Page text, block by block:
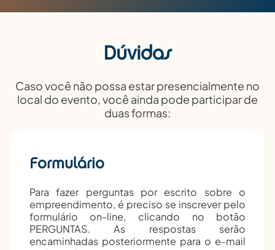
Dúvidas
Caso você não possa estar presencialmente no
local do evento, você ainda pode participar de
duas formas:
Formulário
Para fazer perguntas por escrito sobre o
empreendimento, é preciso se inscrever pelo
formulário on-line, clicando no botão
PERGUNTAS. As respostas serão
encaminhadas posteriormente para o e-mail